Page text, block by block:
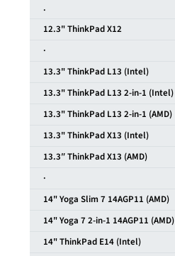
.
12.3" ThinkPad X12
·
13.3" ThinkPad L13 (Intel)
13.3" ThinkPad L13 2-in-1 (Intel)
13.3" ThinkPad L13 2-in-1 (AMD)
13.3" ThinkPad X13 (Intel)
13.3″ ThinkPad X13 (AMD)
·
14" Yoga Slim 7 14AGP11 (AMD)
14" Yoga 7 2-in-1 14AGP11 (AMD)
14" ThinkPad E14 (Intel)